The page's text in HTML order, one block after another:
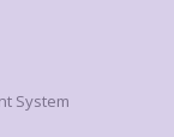
System